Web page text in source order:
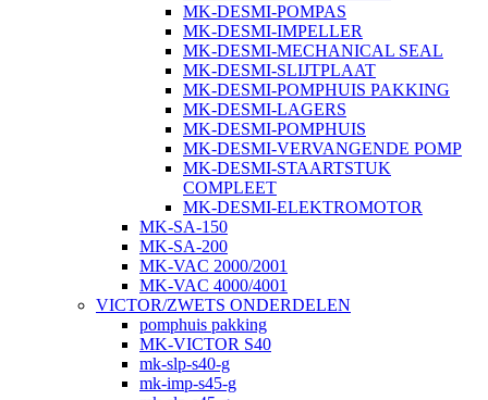
MK-DESMI-POMPAS
MK-DESMI-IMPELLER
MK-DESMI-MECHANICAL SEAL
MK-DESMI-SLIJTPLAAT
MK-DESMI-POMPHUIS PAKKING
MK-DESMI-LAGERS
MK-DESMI-POMPHUIS
MK-DESMI-VERVANGENDE POMP
MK-DESMI-STAARTSTUK
COMPLEET
MK-DESMI-ELEKTROMOTOR
MK-SA-150
MK-SA-200
MK-VAC 2000/2001
MK-VAC 4000/4001
VICTOR/ZWETS ONDERDELEN
pomphuis pakking
MK-VICTOR S40
mk-slp-s40-g
mk-imp-s45-g